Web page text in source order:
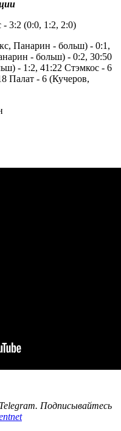
3:2 (0:0, 1:2, 2:0)
Панарин - больш) - 0:1,
- больш) - 0:2, 30:50
- 1:2, 41:22 Стэмкос - 6
Палат - 6 (Кучеров,
Подписывайтесь